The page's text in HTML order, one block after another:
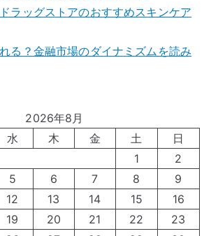
ラッグストアのおすすめスキンケア
る？金融市場のダイナミズムを読み
2026年8月
水 木 金 土
日
1
2
5 6 7 8
9
12 13 14 15
16
19 20 21 22
23